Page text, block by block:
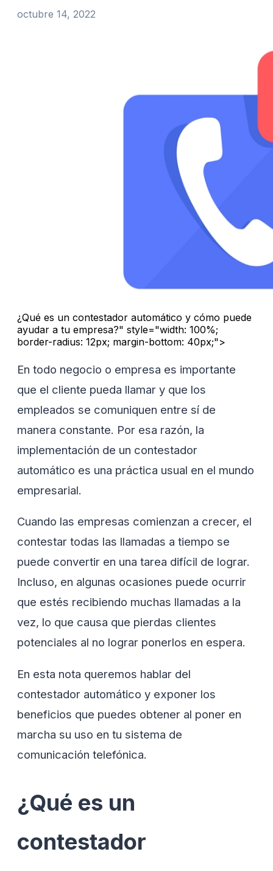
octubre 14, 2022
¿Qué es un contestador automático y cómo puede
ayudar a tu empresa?" style="width: 100%;
border-radius: 12px; margin-bottom: 40px;">
En todo negocio o empresa es importante
que el cliente pueda llamar y que los
empleados se comuniquen entre sí de
manera constante. Por esa razón, la
implementación de un contestador
automático es una práctica usual en el mundo
empresarial.
Cuando las empresas comienzan a crecer, el
contestar todas las llamadas a tiempo se
puede convertir en una tarea difícil de lograr.
Incluso, en algunas ocasiones puede ocurrir
que estés recibiendo muchas llamadas a la
vez, lo que causa que pierdas clientes
potenciales al no lograr ponerlos en espera.
En esta nota queremos hablar del
contestador automático y exponer los
beneficios que puedes obtener al poner en
marcha su uso en tu sistema de
comunicación telefónica.
¿Qué es un
contestador